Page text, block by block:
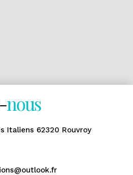
nous
Italiens 62320 Rouvroy